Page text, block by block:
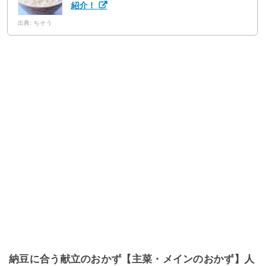
紹介！
出典: ちそう
納豆に合う献立のおかず【主菜・メインのおかず】人